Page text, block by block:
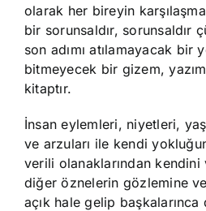
olarak her bireyin
bir sorunsaldır, sorunsaldır
son adımı atılamayacak bir
bitmeyecek bir gizem,
kitaptır.
İnsan eylemleri, niyetleri,
ve arzuları ile kendi
verili olanaklarından
diğer öznelerin gözlemine
açık hale gelip